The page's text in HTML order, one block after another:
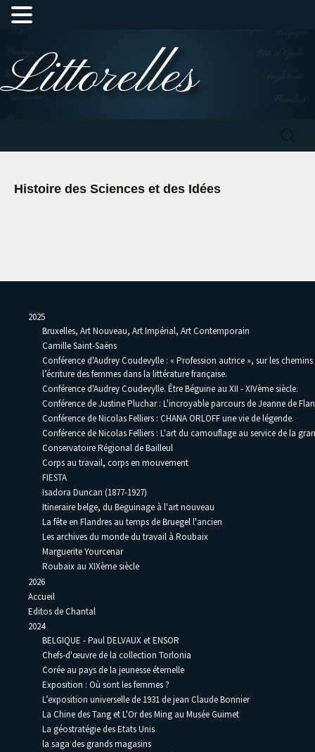
au
contenu
Littorelles
Histoire des Sciences et des Idées
2025
Bruxelles, Art Nouveau, Art Impérial, Art Contemporain
Camille Saint-Saëns
Conférence d'Audrey Coudevylle : « Profession autrice », sur les
l’écriture des femmes dans la littérature française.
Conférence d'Audrey Coudevylle. Être Béguine au XII - XIVème siècle.
Conférence de Justine Pluchar : L'incroyable parcours de Jeanne de
Conférence de Nicolas Felliers : CHANA ORLOFF une vie de légende.
Conférence de Nicolas Felliers : L'art du camouflage au service de la
Conservatoire Régional de Bailleul
Corps au travail, corps en mouvement
FIESTA
Isadora Duncan (1877-1927)
Itineraire belge, du Beguinage à l'art nouveau
La fête en Flandres au temps de Bruegel l'ancien
Les archives du monde du travail à Roubaix
Marguerite Yourcenar
Roubaix au XIXème siècle
2026
Accueil
Editos de Chantal
2024
BELGIQUE - Paul DELVAUX et ENSOR
Chefs-d'œuvre de la collection Torlonia
Corée au pays de la jeunesse éternelle
Exposition : Où sont les femmes ?
L’exposition universelle de 1931 de jean Claude Bonnier
La Chine des Tang et L'Or des Ming au Musée Guimet
La géostratégie des Etats Unis
la saga des grands magasins